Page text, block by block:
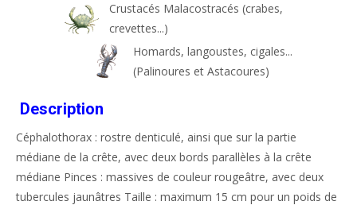
Crustacés Malacostracés (crabes,
crevettes...)
Homards, langoustes, cigales...
(Palinoures et Astacoures)
Description
Céphalothorax : rostre denticulé, ainsi que sur la partie
médiane de la crête, avec deux bords parallèles à la crête
médiane Pinces : massives de couleur rougeâtre, avec deux
tubercules jaunâtres Taille : maximum 15 cm pour un poids de